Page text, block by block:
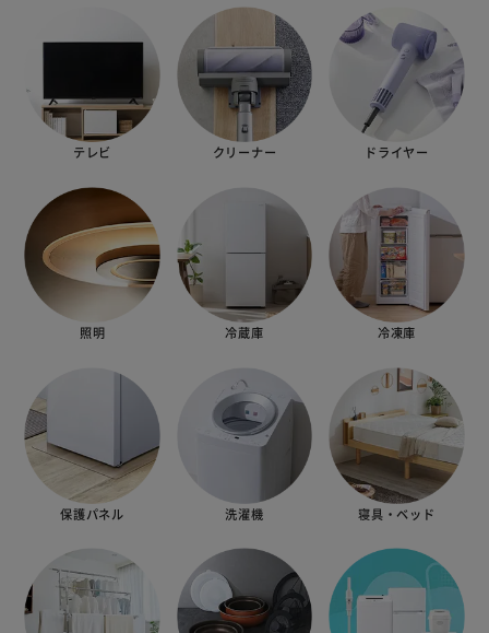
テレビ クリーナー ドライヤー
照明 冷蔵庫 冷凍庫
保護パネル 洗濯機 寝具・ベッド